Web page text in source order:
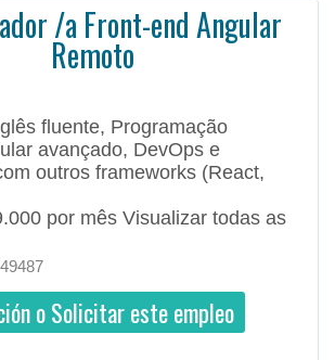
/a Front-end Angular
Remoto
fluente, Programação
avançado, DevOps e
outros frameworks (React,
por mês Visualizar todas as
o Solicitar este empleo